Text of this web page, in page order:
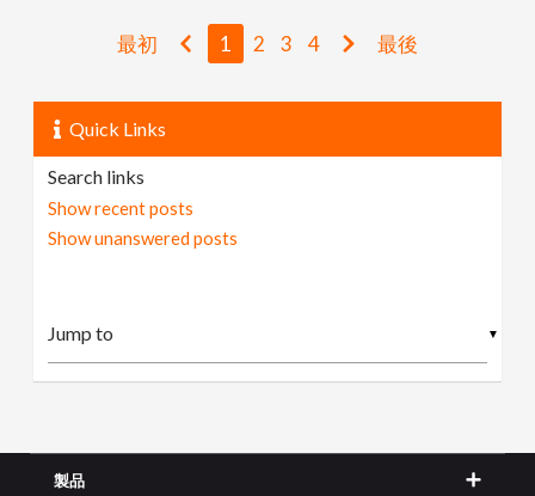
最初 1 2 3 4 最後
Quick Links
Search links
Show recent posts
Show unanswered posts
▼
製品